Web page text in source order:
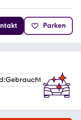
Parken
:Gebraucht +